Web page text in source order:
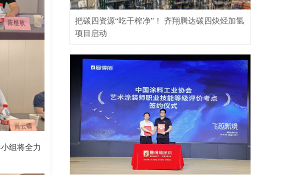
组将全力
把碳四资源“吃干榨净”！ 齐翔腾达碳四炔烃加氢
项目启动